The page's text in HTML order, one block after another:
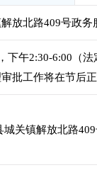
放北路409号政务
下午2:30-6:00（
批工作将在节后正
关镇解放北路